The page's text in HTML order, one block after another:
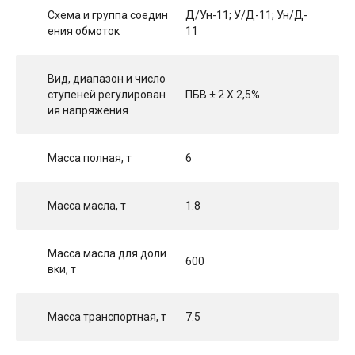
Схема и группа соедин
ения обмоток
Д/Ун-11; У/Д-11; Ун/Д-
11
Вид, диапазон и число
ступеней регулирован
ия напряжения
ПБВ ± 2 Х 2,5%
Масса полная, т 6
Масса масла, т 1.8
Масса масла для доли
вки, т
600
Масса транспортная, т 7.5